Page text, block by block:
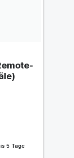
5 Tage